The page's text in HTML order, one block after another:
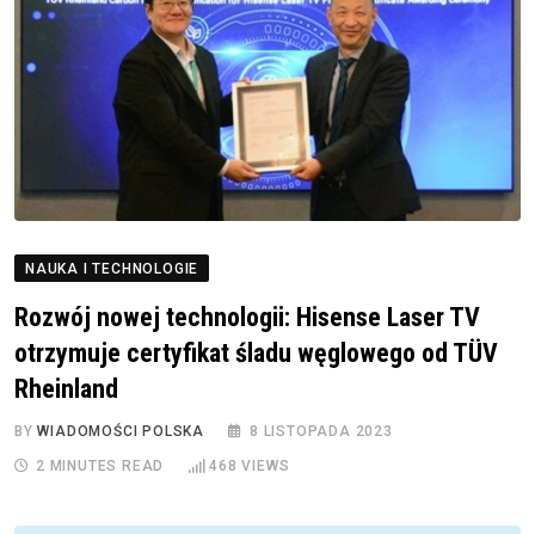
NAUKA I TECHNOLOGIE
Rozwój nowej technologii: Hisense Laser TV
otrzymuje certyfikat śladu węglowego od TÜV
Rheinland
BYWIADOMOŚCI POLSKA 8 LISTOPADA 2023
2 MINUTES READ 468 VIEWS